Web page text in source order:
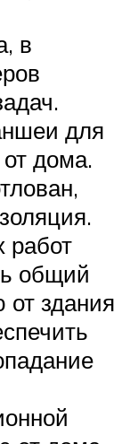
в
для
дома.
работ
общий
от здания